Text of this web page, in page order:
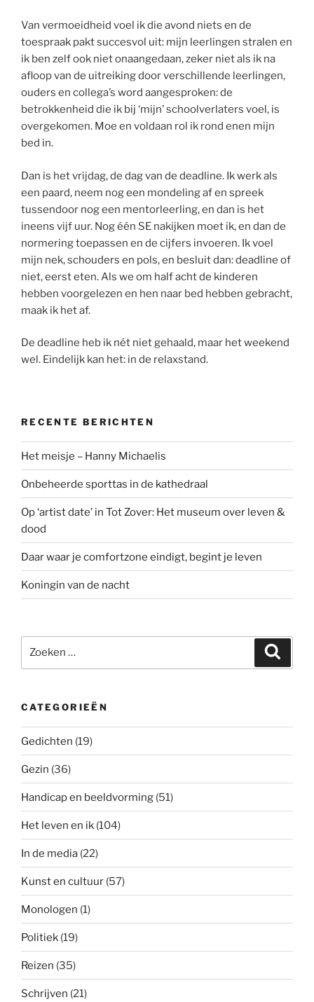
Van vermoeidheid voel ik die avond niets en de
toespraak pakt succesvol uit: mijn leerlingen stralen en
ik ben zelf ook niet onaangedaan, zeker niet als ik na
afloop van de uitreiking door verschillende leerlingen,
ouders en collega’s word aangesproken: de
betrokkenheid die ik bij ‘mijn’ schoolverlaters voel, is
overgekomen. Moe en voldaan rol ik rond enen mijn
bed in.
Dan is het vrijdag, de dag van de deadline. Ik werk als
een paard, neem nog een mondeling af en spreek
tussendoor nog een mentorleerling, en dan is het
ineens vijf uur. Nog één SE nakijken moet ik, en dan de
normering toepassen en de cijfers invoeren. Ik voel
mijn nek, schouders en pols, en besluit dan: deadline of
niet, eerst eten. Als we om half acht de kinderen
hebben voorgelezen en hen naar bed hebben gebracht,
maak ik het af.
De deadline heb ik nét niet gehaald, maar het weekend
wel. Eindelijk kan het: in de relaxstand.
RECENTE BERICHTEN
Het meisje – Hanny Michaelis
Onbeheerde sporttas in de kathedraal
Op ‘artist date’ in Tot Zover: Het museum over leven &
dood
Daar waar je comfortzone eindigt, begint je leven
Koningin van de nacht
naar:
CATEGORIEËN
Gedichten (19)
Gezin (36)
Handicap en beeldvorming (51)
Het leven en ik (104)
In de media (22)
Kunst en cultuur (57)
Monologen (1)
Politiek (19)
Reizen (35)
Schrijven (21)